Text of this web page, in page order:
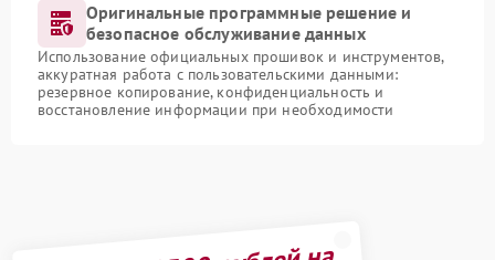
Оригинальные программные решение и
безопасное обслуживание данных
Использование официальных прошивок и инструментов,
аккуратная работа с пользовательскими данными:
резервное копирование, конфиденциальность и
восстановление информации при необходимости